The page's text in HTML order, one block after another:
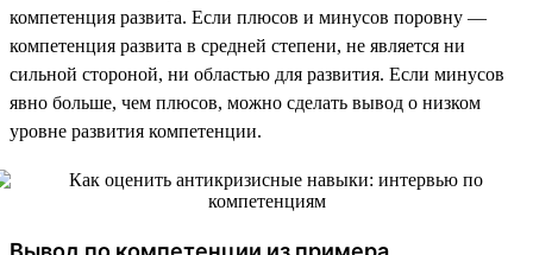
компетенция развита. Если плюсов и минусов поровну —
компетенция развита в средней степени, не является ни
сильной стороной, ни областью для развития. Если минусов
явно больше, чем плюсов, можно сделать вывод о низком
уровне развития компетенции.